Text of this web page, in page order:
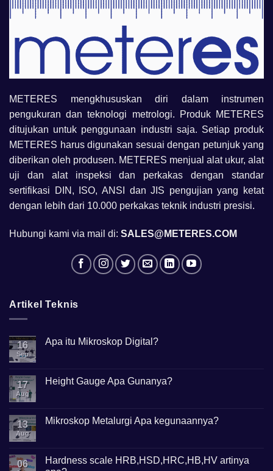
METERES mengkhususkan diri dalam instrumen
pengukuran dan teknologi metrologi. Produk METERES
ditujukan untuk penggunaan industri saja. Setiap produk
METERES harus digunakan sesuai dengan petunjuk yang
diberikan oleh produsen. METERES menjual alat ukur, alat
uji dan alat inspeksi dan perkakas dengan standar
sertifikasi DIN, ISO, ANSI dan JIS pengujian yang ketat
dengan lebih dari 10.000 perkakas teknik industri presisi.
Hubungi kami via mail di: SALES@METERES.COM
Artikel Teknis
16
Sep
Apa itu Mikroskop Digital?
Apa
itu
17
Aug
Height Gauge Apa Gunanya?
Height
Gauge
13
Aug
Mikroskop Metalurgi Apa kegunaannya?
Mikroskop
Metalurgi
06
Hardness scale HRB,HSD,HRC,HB,HV artinya